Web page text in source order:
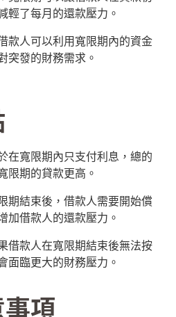
輕了每月的還款壓力。
款人可以利用寬限期內的資金
突發的財務需求。
在寬限期內只支付利息，總的
限期的貸款更高。
期結束後，借款人需要開始償
加借款人的還款壓力。
借款人在寬限期結束後無法按
面臨更大的財務壓力。
項